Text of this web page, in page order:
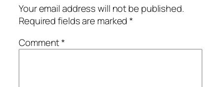
Your email address will not be published.
Required fields are marked*
Comment*